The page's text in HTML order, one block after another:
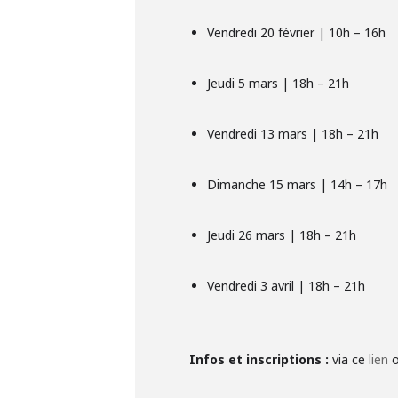
Vendredi 20 février | 10h – 16h
Jeudi 5 mars | 18h – 21h
Vendredi 13 mars | 18h – 21h
Dimanche 15 mars | 14h – 17h
Jeudi 26 mars | 18h – 21h
Vendredi 3 avril | 18h – 21h
Infos et inscriptions : via ce lien